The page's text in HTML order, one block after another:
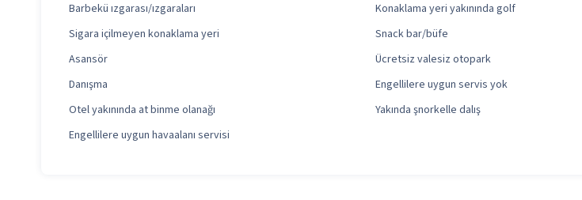
Barbekü ızgarası/ızgaraları
Konaklama yeri yakınında golf
Sigara içilmeyen konaklama yeri
Snack bar/büfe
Asansör
Ücretsiz valesiz otopark
Danışma
Engellilere uygun servis yok
Otel yakınında at binme olanağı
Yakında şnorkelle dalış
Engellilere uygun havaalanı servisi